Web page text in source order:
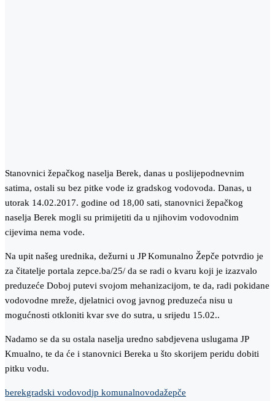
Stanovnici žepačkog naselja Berek, danas u poslijepodnevnim
satima, ostali su bez pitke vode iz gradskog vodovoda. Danas, u
utorak 14.02.2017. godine od 18,00 sati, stanovnici žepačkog
naselja Berek mogli su primijetiti da u njihovim vodovodnim
cijevima nema vode.
Na upit našeg urednika, dežurni u JP Komunalno Žepče potvrdio je
za čitatelje portala zepce.ba/25/ da se radi o kvaru koji je izazvalo
preduzeće Doboj putevi svojom mehanizacijom, te da, radi pokidane
vodovodne mreže, djelatnici ovog javnog preduzeća nisu u
mogućnosti otkloniti kvar sve do sutra, u srijedu 15.02..
Nadamo se da su ostala naselja uredno sabdjevena uslugama JP
Kmualno, te da će i stanovnici Bereka u što skorijem peridu dobiti
pitku vodu.
berekgradski vodovodjp komunalnovodažepče